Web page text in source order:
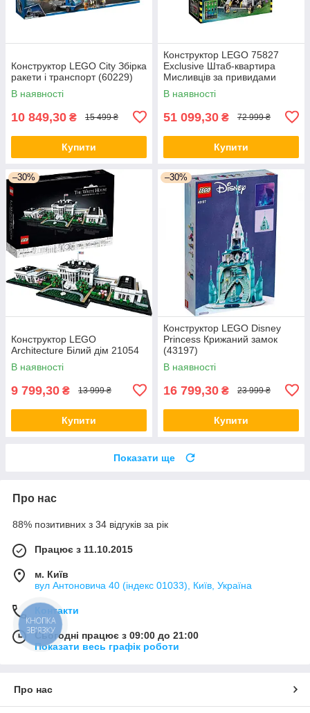
Конструктор LEGO City Збірка
ракети і транспорт (60229)
В наявності
10 849,30 ₴ 15 499 ₴
Купити
Конструктор LEGO 75827
Exclusive Штаб-квартира
Мисливців за привидами
В наявності
51 099,30 ₴ 72 999 ₴
Купити
–30%
Конструктор LEGO
Architecture Білий дім 21054
В наявності
9 799,30 ₴ 13 999 ₴
Купити
–30%
Конструктор LEGO Disney
Princess Крижаний замок
(43197)
В наявності
16 799,30 ₴ 23 999 ₴
Купити
Показати ще
Про нас
88% позитивних з 34 відгуків за рік
Працює з 11.10.2015
м. Київ
вул Антоновича 40 (індекс 01033), Київ, Україна
Контакти
Сьогодні працює з 09:00 до 21:00
Показати весь графік роботи
Про нас
КНОПКА
ЗВ'ЯЗКУ